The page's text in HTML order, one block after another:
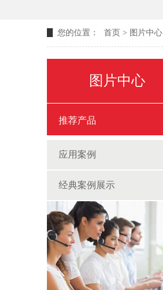
您的位置： 首页 > 图片中心
图片中心
推荐产品
应用案例
经典案例展示